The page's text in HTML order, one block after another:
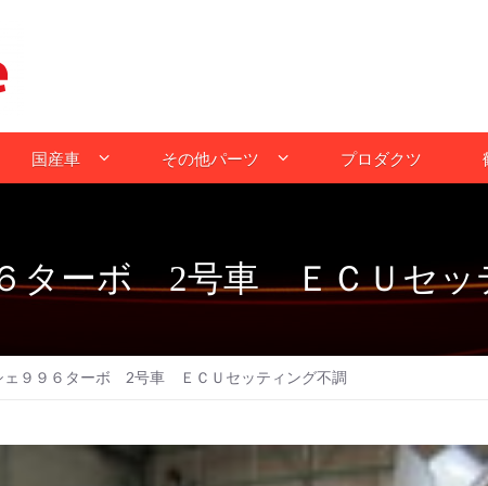
国産車 その他パーツ プロダクツ
ターボ 2号車 ＥＣＵセッ
ェ９９６ターボ 2号車 ＥＣＵセッティング不調